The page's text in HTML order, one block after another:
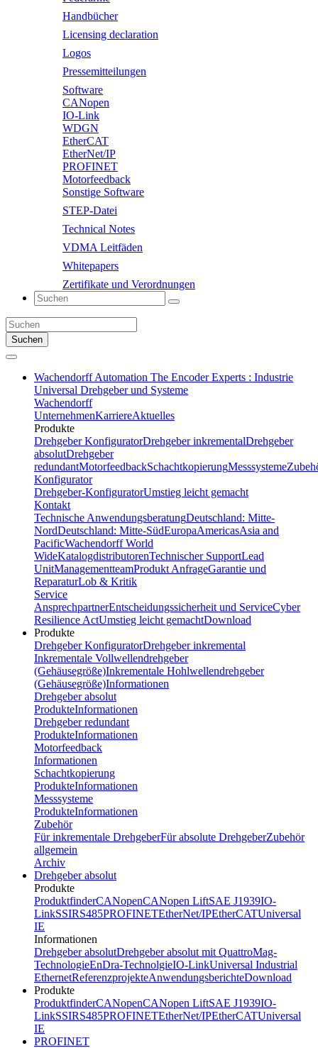
Handbücher
Licensing declaration
Logos
Pressemitteilungen
Software
CANopen
IO-Link
WDGN
EtherCAT
EtherNet/IP
PROFINET
Motorfeedback
Sonstige Software
STEP-Datei
Technical Notes
VDMA Leitfäden
Whitepapers
Zertifikate und Verordnungen
Suchen
Wachendorff Automation The Encoder Experts : Industrie
Universal Drehgeber und Systeme
Wachendorff
UnternehmenKarriereAktuelles
Produkte
Drehgeber KonfiguratorDrehgeber inkrementalDrehgeber
absolutDrehgeber
redundantMotorfeedbackSchachtkopierungMesssysteme
Konfigurator
Drehgeber-KonfiguratorUmstieg leicht gemacht
Kontakt
Technische AnwendungsberatungDeutschland: Mitte-
NordDeutschland: Mitte-SüdEuropaAmericasAsia and
PacificWachendorff World
WideKatalogdistributorenTechnischer SupportLead
UnitManagementteamProdukt AnfrageGarantie und
ReparaturLob & Kritik
Service
AnsprechpartnerEntscheidungssicherheit und ServiceCyber
Resilience ActUmstieg leicht gemachtDownload
Produkte
Drehgeber KonfiguratorDrehgeber inkremental
Inkrementale Vollwellendrehgeber
(Gehäusegröße)Inkrementale Hohlwellendrehgeber
(Gehäusegröße)Informationen
Drehgeber absolut
ProdukteInformationen
Drehgeber redundant
ProdukteInformationen
Motorfeedback
Informationen
Schachtkopierung
ProdukteInformationen
Messsysteme
ProdukteInformationen
Zubehör
Für inkrementale DrehgeberFür absolute DrehgeberZubehör
allgemein
Archiv
Drehgeber absolut
Produkte
ProduktfinderCANopenCANopen LiftSAE J1939IO-
LinkSSIRS485PROFINETEtherNet/IPEtherCATUniversal
IE
Informationen
Drehgeber absolutDrehgeber absolut mit QuattroMag-
TechnologieEnDra-TechnolgieIO-LinkUniversal Industrial
EthernetReferenzprojekteAnwendungsberichteDownload
Produkte
ProduktfinderCANopenCANopen LiftSAE J1939IO-
LinkSSIRS485PROFINETEtherNet/IPEtherCATUniversal
IE
PROFINET